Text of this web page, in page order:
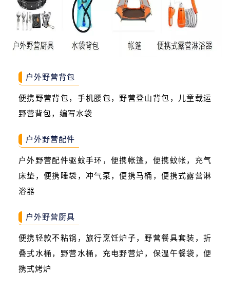
户外野营背包
便携野营背包，手机腰包，野营登山背包，儿童载运
野营背包，编写水袋
户外野营配件
户外野营配件驱蚊手环，便携帐篷，便携蚊帐，充气
床垫，便携睡袋，冲气泵，便携马桶，便携式露营淋
浴器
户外野营厨具
便携轻款不粘锅，旅行烹饪炉子，野营餐具套装，折
叠式水桶，野营水桶，充电野营炉，保温午餐袋，便
携式烤炉